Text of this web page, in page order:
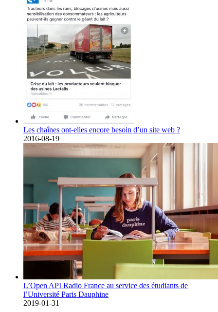
Les chaînes ont-elles encore besoin d’un site web ?
2016-08-19
L’Open API Radio France au service des étudiants de
l’Université Paris Dauphine
2019-01-31